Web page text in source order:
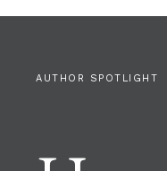
AUTHOR SPOTLIGHT